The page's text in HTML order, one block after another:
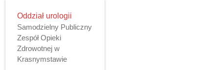
Oddział urologii
Samodzielny Publiczny
Zespół Opieki
Zdrowotnej w
Krasnymstawie